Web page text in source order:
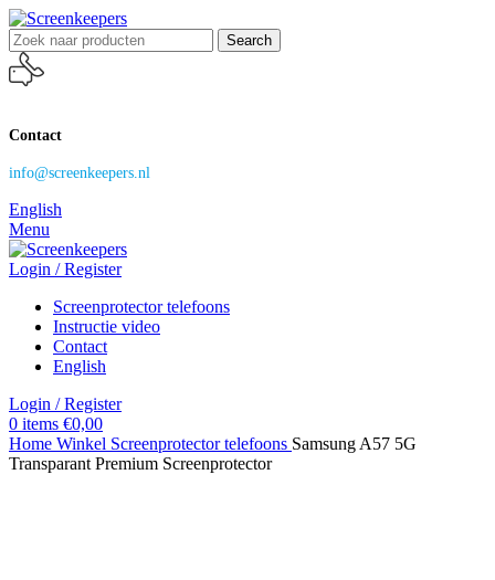
Search
Contact
info@screenkeepers.nl
English
Menu
Login / Register
Screenprotector telefoons
Instructie video
Contact
English
Login / Register
0 items €0,00
Home Winkel Screenprotector telefoons Samsung A57 5G
Transparant Premium Screenprotector